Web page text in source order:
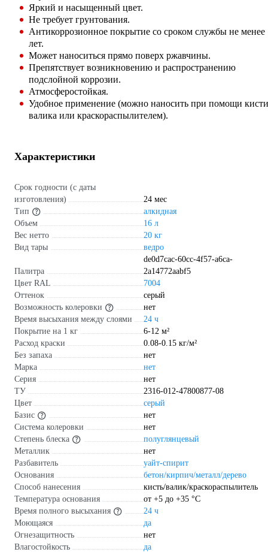
Яркий и насыщенный цвет.
Не требует грунтования.
Антикоррозионное покрытие со сроком службы не менее
лет.
Может наноситься прямо поверх ржавчины.
Препятствует возникновению и распространению
подслойной коррозии.
Атмосферостойкая.
Удобное применение (можно наносить при помощи
валика или краскораспылителем).
Характеристики
Срок годности (с даты
изготовления)
24 мес
Тип
алкидная
Объем
16 л
Вес нетто
20 кг
Вид тары
ведро
Палитра
de0d7cac-60cc-4f57-a6ca-
2a14772aabf5
Цвет RAL
7004
Оттенок
серый
Возможность колеровки
нет
Время высыхания между слоями
24 ч
Покрытие на 1 кг
6-12 м²
Расход краски
0.08-0.15 кг/м²
Без запаха
нет
Марка
нет
Серия
нет
ТУ
2316-012-47800877-08
Цвет
серый
Базис
нет
Система колеровки
нет
Степень блеска
полуглянцевый
Металлик
нет
Разбавитель
уайт-спирит
Основания
бетон/кирпич/металл/дерево
Способ нанесения
кисть/валик/краскораспылитель
Температура основания
от +5 до +35 °С
Время полного высыхания
24 ч
Моющаяся
да
Огнезащитность
нет
Влагостойкость
да